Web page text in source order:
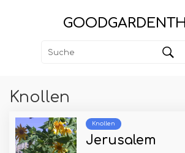
Knollen
Knollen
Jerusalem